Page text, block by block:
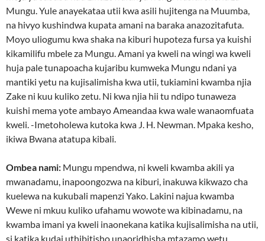
Mungu. Yule anayekataa utii kwa asili hujitenga na Muumba,
na hivyo kushindwa kupata amani na baraka anazozitafuta.
Moyo uliogumu kwa shaka na kiburi hupoteza fursa ya kuishi
kikamilifu mbele za Mungu. Amani ya kweli na wingi wa kweli
huja pale tunapoacha kujaribu kumweka Mungu ndani ya
mantiki yetu na kujisalimisha kwa utii, tukiamini kwamba njia
Zake ni kuu kuliko zetu. Ni kwa njia hii tu ndipo tunaweza
kuishi mema yote ambayo Ameandaa kwa wale wanaomfuata
kweli. -Imetoholewa kutoka kwa J. H. Newman. Mpaka kesho,
ikiwa Bwana atatupa kibali.
Ombea nami: Mungu mpendwa, ni kweli kwamba akili ya
mwanadamu, inapoongozwa na kiburi, inakuwa kikwazo cha
kuelewa na kukubali mapenzi Yako. Lakini najua kwamba
Wewe ni mkuu kuliko ufahamu wowote wa kibinadamu, na
kwamba imani ya kweli inaonekana katika kujisalimisha na utii,
si katika kudai uthibitisho unaoridhisha mtazamo wetu.